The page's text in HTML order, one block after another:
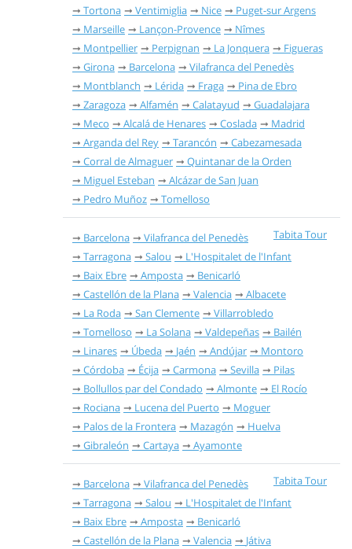
Tortona
Ventimiglia Nice
Puget-sur Argens
Marseille
Lançon-Provence
Nîmes
Montpellier
Perpignan La Jonquera
Figueras
Girona
Barcelona
Vilafranca del Penedès
Montblanch
Lérida Fraga
Pina de Ebro
Zaragoza
Alfamén Calatayud
Guadalajara
Meco
Alcalá de Henares Coslada
Madrid
Arganda del Rey
Tarancón
Cabezamesada
Corral de Almaguer
Quintanar de la Orden
Miguel Esteban
Alcázar de San Juan
Pedro Muñoz
Tomelloso
Tabita Tour
Barcelona
Vilafranca del Penedès
Tarragona
Salou
L'Hospitalet de l'Infant
Baix Ebre
Amposta
Benicarló
Castellón de la Plana
Valencia
Albacete
La Roda
San Clemente
Villarrobledo
Tomelloso
La Solana Valdepeñas
Bailén
Linares
Úbeda Jaén Andújar
Montoro
Córdoba
Écija Carmona Sevilla
Pilas
Bollullos par del Condado
Almonte
El Rocío
Rociana
Lucena del Puerto
Moguer
Palos de la Frontera
Mazagón
Huelva
Gibraleón
Cartaya Ayamonte
Tabita Tour
Barcelona
Vilafranca del Penedès
Tarragona
Salou
L'Hospitalet de l'Infant
Baix Ebre
Amposta
Benicarló
Castellón de la Plana
Valencia
Játiva